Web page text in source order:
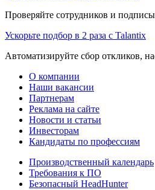
Проверяйте сотрудников и
Ускорьте подбор в 2 раза с Talantix
Автоматизируйте сбор откликов,
О компании
Наши вакансии
Партнерам
Реклама на сайте
Новости и статьи
Инвесторам
Кандидаты по профессиям
Производственный календарь
Требования к ПО
Безопасный HeadHunter